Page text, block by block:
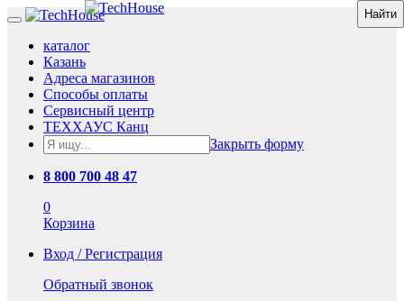
каталог
Казань
Адреса магазинов
Способы оплаты
Сервисный центр
ТЕХХАУС Канц
Закрыть форму
8 800 700 48 47
0
Корзина
Вход / Регистрация
Обратный звонок